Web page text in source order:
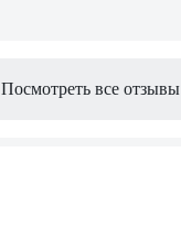
Посмотреть все отзывы